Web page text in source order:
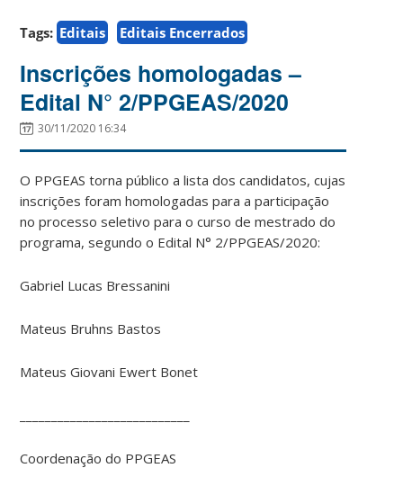
Tags: Editais Editais Encerrados
Inscrições homologadas –
Edital N° 2/PPGEAS/2020
30/11/2020 16:34
O PPGEAS torna público a lista dos candidatos, cujas
inscrições foram homologadas para a participação
no processo seletivo para o curso de mestrado do
programa, segundo o Edital N° 2/PPGEAS/2020:
Gabriel Lucas Bressanini
Mateus Bruhns Bastos
Mateus Giovani Ewert Bonet
Coordenação do PPGEAS